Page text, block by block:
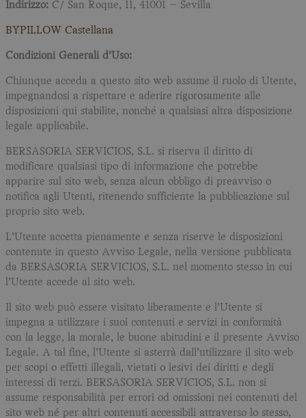
Indirizzo: C/ San Roque, 11, 41001 – Sevilla
BYPILLOW Castellana
Condizioni Generali d’Uso:
Chiunque acceda a questo sito web assume il ruolo di Utente,
impegnandosi a rispettare e aderire rigorosamente alle
disposizioni qui stabilite, nonché a qualsiasi altra disposizione
legale applicabile.
BERSASORIA SERVICIOS, S.L. si riserva il diritto di
modificare qualsiasi tipo di informazione che potrebbe
apparire sul sito web, senza alcun obbligo di preavviso o
notifica agli Utenti, ritenendo sufficiente la pubblicazione sul
proprio sito web.
L’Utente accetta pienamente e senza riserve le disposizioni
contenute in questo Avviso Legale, nella versione pubblicata
da BERSASORIA SERVICIOS, S.L. nel momento stesso in cui
l’Utente accede al sito web.
Il sito web può essere visitato liberamente e l’Utente si
impegna a utilizzare i suoi contenuti e servizi in conformità
con la legge, la morale, le buone abitudini e il presente Avviso
Legale. A tal fine, l’Utente si asterrà dall’utilizzare il sito web
per scopi o effetti illegali, vietati o lesivi dei diritti e degli
interessi di terzi. BERSASORIA SERVICIOS, S.L. non si
assume responsabilità per errori od omissioni nei contenuti del
sito web né per altri contenuti accessibili attraverso lo stesso,